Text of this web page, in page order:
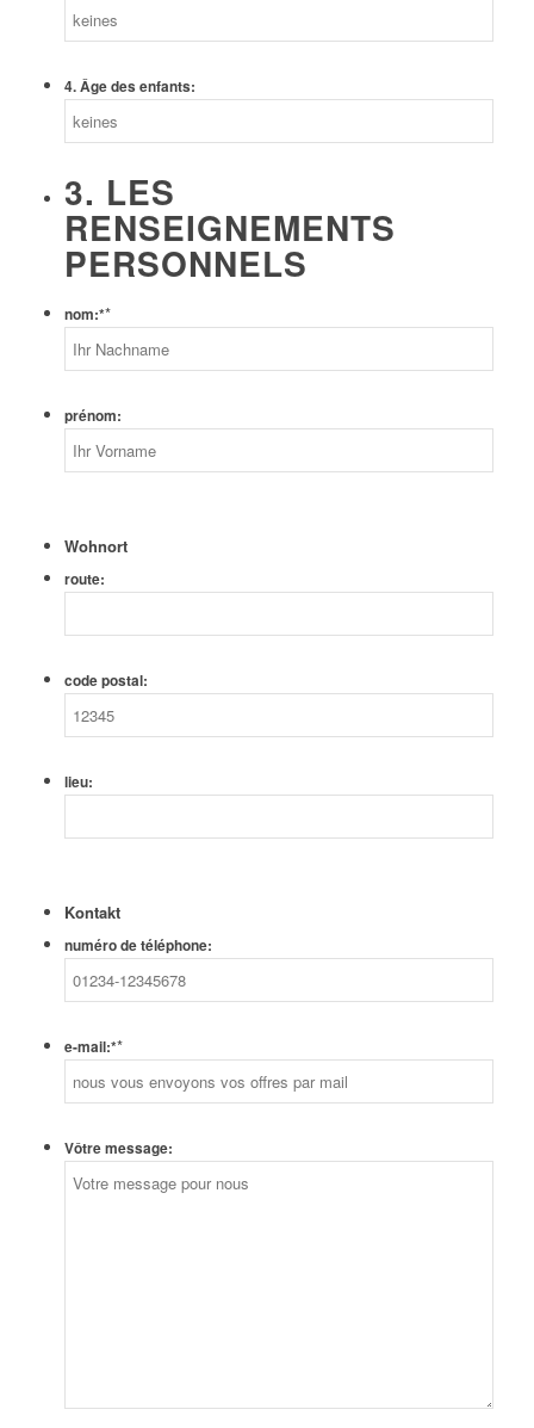
4. Âge des enfants:
3. LES
RENSEIGNEMENTS
PERSONNELS
nom:**
prénom:
Wohnort
route:
code postal:
lieu:
Kontakt
numéro de téléphone:
e-mail:**
Vôtre message: